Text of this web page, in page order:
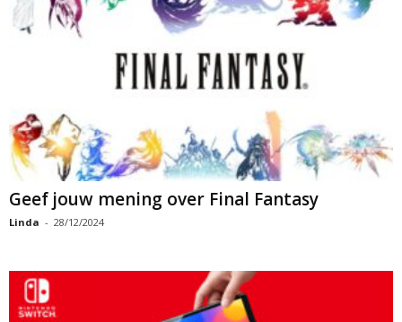
Geef jouw mening over Final Fantasy
Linda - 28/12/2024